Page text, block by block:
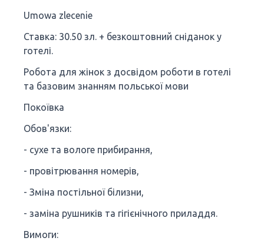
Umowa zlecenie
Ставка: 30.50 зл. + безкоштовний сніданок у
готелі.
Робота для жінок з досвідом роботи в готелі
та базовим знанням польської мови
Покоївка
Обов'язки:
- сухе та вологе прибирання,
- провітрювання номерів,
- Зміна постільної білизни,
- заміна рушників та гігієнічного приладдя.
Вимоги: